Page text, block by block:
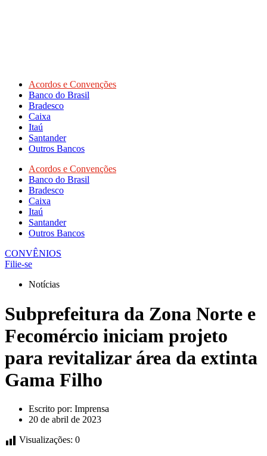
Acordos e Convenções
Banco do Brasil
Bradesco
Caixa
Itaú
Santander
Outros Bancos
Acordos e Convenções
Banco do Brasil
Bradesco
Caixa
Itaú
Santander
Outros Bancos
CONVÊNIOS
Filie-se
Notícias
Subprefeitura da Zona Norte e
Fecomércio iniciam projeto
para revitalizar área da extinta
Gama Filho
Escrito por: Imprensa
20 de abril de 2023
Visualizações: 0